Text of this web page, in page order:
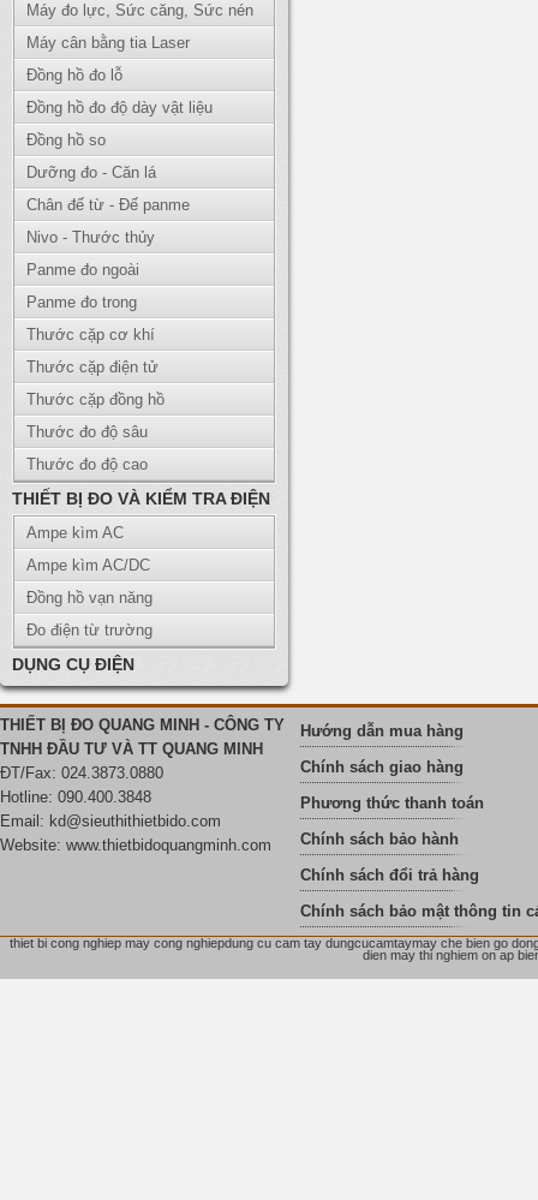
Máy đo lực, Sức căng, Sức nén
Máy cân bằng tia Laser
Đồng hồ đo lỗ
Đồng hồ đo độ dày vật liệu
Đồng hồ so
Dưỡng đo - Căn lá
Chân đế từ - Đế panme
Nivo - Thước thủy
Panme đo ngoài
Panme đo trong
Thước cặp cơ khí
Thước cặp điện tử
Thước cặp đồng hồ
Thước đo độ sâu
Thước đo độ cao
THIẾT BỊ ĐO VÀ KIỂM TRA ĐIỆN
Ampe kìm AC
Ampe kìm AC/DC
Đồng hồ vạn năng
Đo điện từ trường
DỤNG CỤ ĐIỆN
THIẾT BỊ ĐO QUANG MINH - CÔNG TY
TNHH ĐẦU TƯ VÀ TT QUANG MINH
ĐT/Fax: 024.3873.0880
Hotline: 090.400.3848
Email: kd@sieuthithietbido.com
Website: www.thietbidoquangminh.com
Hướng dẫn mua hàng
Chính sách giao hàng
Phương thức thanh toán
Chính sách bảo hành
Chính sách đổi trả hàng
Chính sách bảo mật thông tin
thiet bi cong nghiep may cong nghiepdung cu cam tay dungcucamtaymay che bien go
dien may thi nghiem on ap